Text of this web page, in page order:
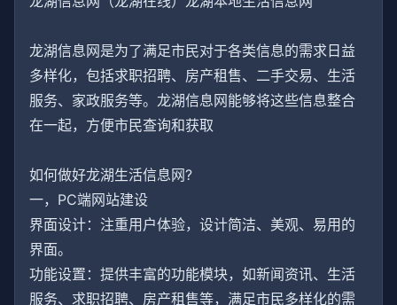
龙湖信息网是为了满足市民对于各类信息的需求日益
多样化，包括求职招聘、房产租售、二手交易、生活
服务、家政服务等。龙湖信息网能够将这些信息整合
在一起，方便市民查询和获取
如何做好龙湖生活信息网?
一，PC端网站建设
界面设计：注重用户体验，设计简洁、美观、易用的
界面。
功能设置：提供丰富的功能模块，如新闻资讯、生活
服务、求职招聘、房产租售等，满足市民多样化的需